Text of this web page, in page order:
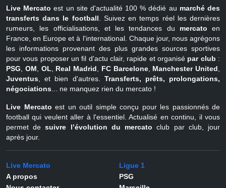
Live Mercato est un site d'actualité 100 % dédié au marché des
transferts dans le football. Suivez en temps réel les dernières
rumeurs, les officialisations, et les tendances du mercato en
France, en Europe et à l'international. Chaque jour, nous agrégons
les informations provenant des plus grandes sources sportives
pour vous proposer un fil d'actu clair, rapide et organisé par club :
PSG, OM, OL, Real Madrid, FC Barcelone, Manchester United,
Juventus, et bien d'autres. Transferts, prêts, prolongations,
négociations... ne manquez rien du mercato !
Live Mercato est un outil simple conçu pour les passionnés de
football qui veulent aller à l'essentiel. Actualisé en continu, il vous
permet desuivre l’évolution du mercato club par club, jour
après jour.
Live Mercato
A propos
Ligue 1
PSG